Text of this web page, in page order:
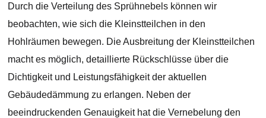
Durch die Verteilung des Sprühnebels können wir
beobachten, wie sich die Kleinstteilchen in den
Hohlräumen bewegen. Die Ausbreitung der Kleinstteilchen
macht es möglich, detaillierte Rückschlüsse über die
Dichtigkeit und Leistungsfähigkeit der aktuellen
Gebäudedämmung zu erlangen. Neben der
beeindruckenden Genauigkeit hat die Vernebelung den